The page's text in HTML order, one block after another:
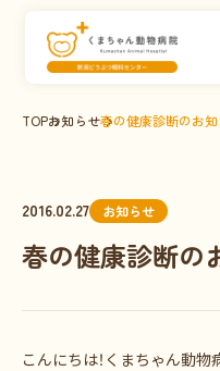
TOPお知らせ春の健康診断のお
2016.02.27 お知らせ
春の健康診断の
こんにちは！くまちゃん動物